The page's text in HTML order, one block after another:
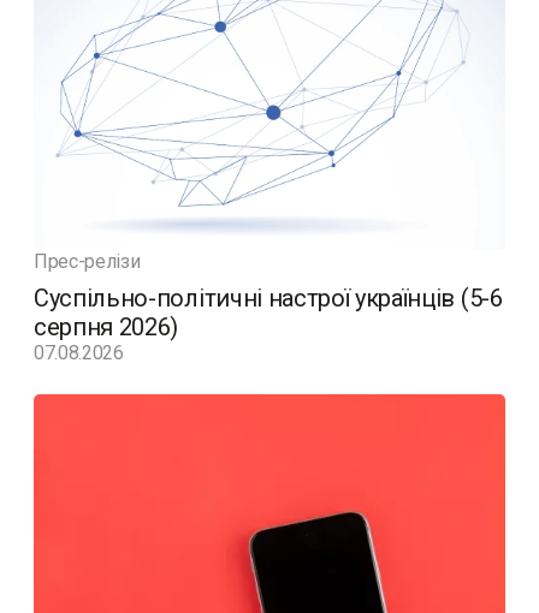
Прес-релізи
Суспільно-політичні настрої українців (5-6
серпня 2026)
07.08.2026